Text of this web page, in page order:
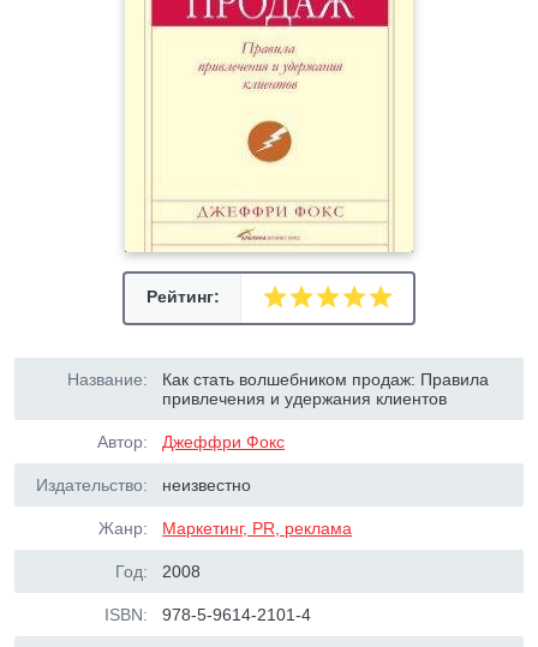
Рейтинг:
Название:
Как стать волшебником продаж: Правила
привлечения и удержания клиентов
Автор: Джеффри Фокс
Издательство: неизвестно
Жанр: Маркетинг, PR, реклама
Год: 2008
ISBN: 978-5-9614-2101-4